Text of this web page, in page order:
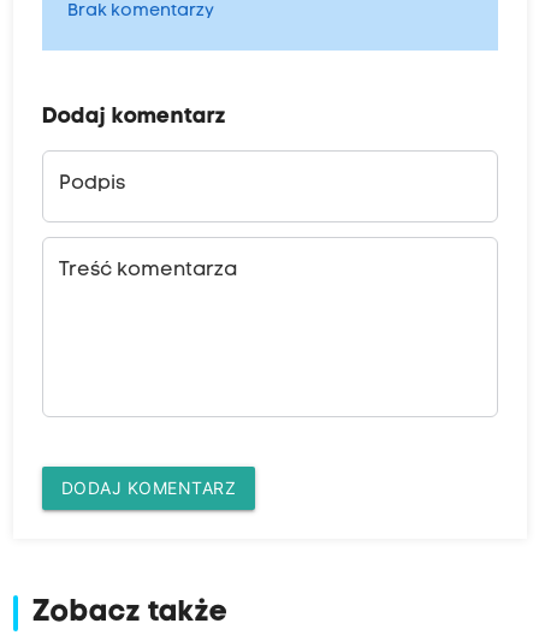
Brak komentarzy
Dodaj komentarz
Podpis
Treść komentarza
DODAJ KOMENTARZ
Zobacz także